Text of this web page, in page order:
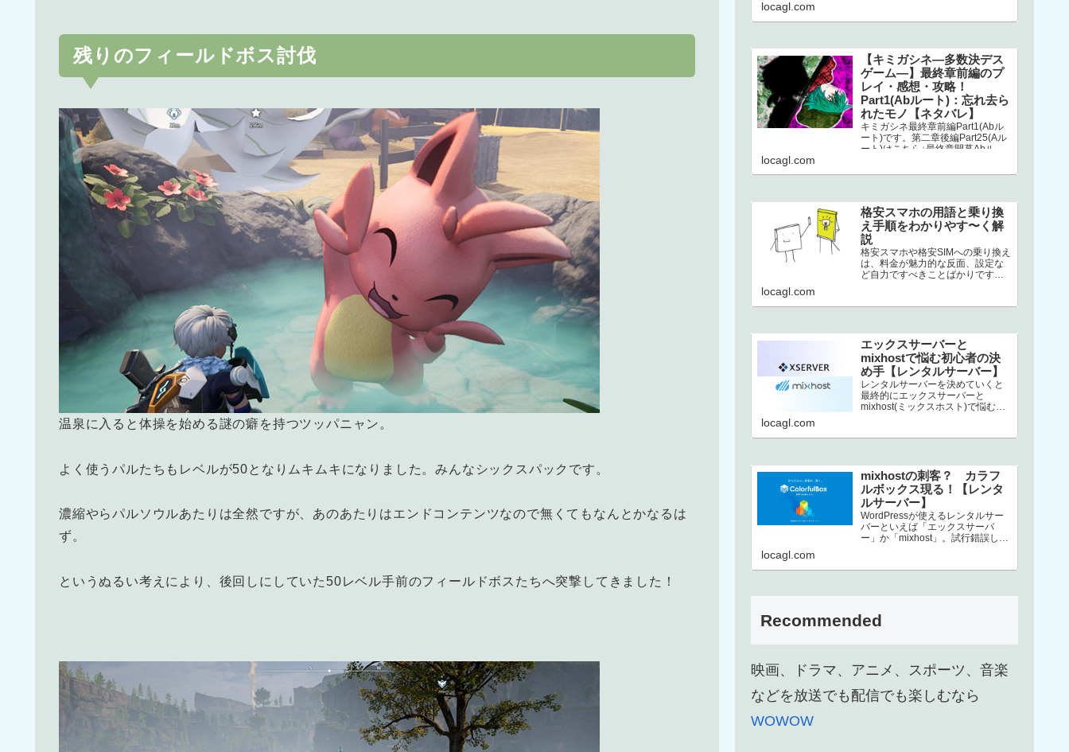
残りのフィールドボス討伐
温泉に入ると体操を始める謎の癖を持つツッパニャン。
よく使うパルたちもレベルが50となりムキムキになりました。みんなシックスパックです。
濃縮やらパルソウルあたりは全然ですが、あのあたりはエンドコンテンツなので無くてもなんとかなるは
ず。
というぬるい考えにより、後回しにしていた50レベル手前のフィールドボスたちへ突撃してきました！
locagl.com
【キミガシネ―多数決デス
ゲーム―】最終章前編のプ
レイ・感想・攻略！
Part1(Abルート)：忘れ去ら
れたモノ【ネタバレ】
キミガシネ最終章前編Part1(Abル
ート)です。第二章後編Part25(Aル
ート)はこちら↓最終章開幕Abルー
locagl.com
格安スマホの用語と乗り換
え手順をわかりやす〜く解
説
格安スマホや格安SIMへの乗り換え
は、料金が魅力的な反面、設定な
ど自力ですべきことばかりです。
まって…
locagl.com
エックスサーバーと
mixhostで悩む初心者の決
め手【レンタルサーバー】
レンタルサーバーを決めていくと
最終的にエックスサーバーと
mixhost(ミックスホスト)で悩むと
フ…
locagl.com
mixhostの刺客？ カラフ
ルボックス現る！【レンタ
ルサーバー】
WordPressが使えるレンタルサー
バーといえば「エックスサーバ
ー」か「mixhost」。試行錯誤した
locagl.com
Recommended
映画、ドラマ、アニメ、スポーツ、音楽
などを放送でも配信でも楽しむなら
WOWOW